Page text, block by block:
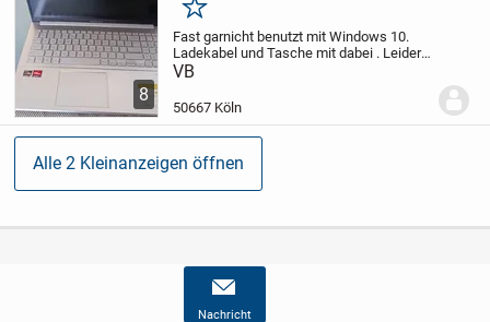
Nachricht
8
Merken
Fast garnicht benutzt mit Windows 10.
Ladekabel und Tasche mit dabei . Leider
ovp nicht mehr vorhanden. Funktioniert
VB
50667 Köln
Alle 2 Kleinanzeigen öffnen